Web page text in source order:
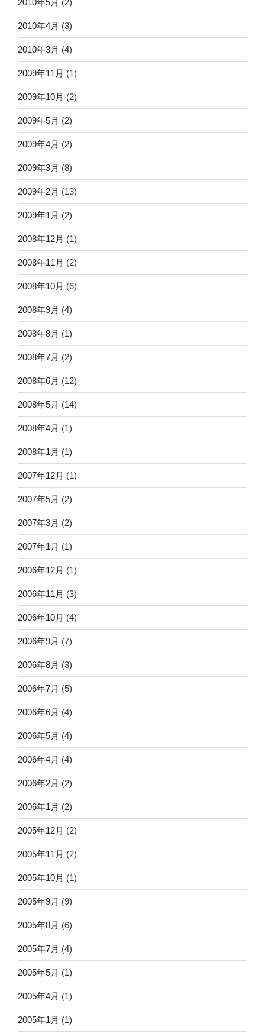
2010年4月 (3)
2010年3月 (4)
2009年11月 (1)
2009年10月 (2)
2009年5月 (2)
2009年4月 (2)
2009年3月 (8)
2009年2月 (13)
2009年1月 (2)
2008年12月 (1)
2008年11月 (2)
2008年10月 (6)
2008年9月 (4)
2008年8月 (1)
2008年7月 (2)
2008年6月 (12)
2008年5月 (14)
2008年4月 (1)
2008年1月 (1)
2007年12月 (1)
2007年5月 (2)
2007年3月 (2)
2007年1月 (1)
2006年12月 (1)
2006年11月 (3)
2006年10月 (4)
2006年9月 (7)
2006年8月 (3)
2006年7月 (5)
2006年6月 (4)
2006年5月 (4)
2006年4月 (4)
2006年2月 (2)
2006年1月 (2)
2005年12月 (2)
2005年11月 (2)
2005年10月 (1)
2005年9月 (9)
2005年8月 (6)
2005年7月 (4)
2005年5月 (1)
2005年4月 (1)
2005年1月 (1)